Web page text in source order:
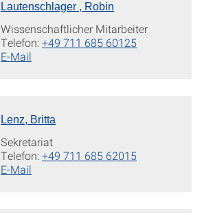
Lautenschlager , Robin
Wissenschaftlicher Mitarbeiter
Telefon:+49 711 685 60125
E-Mail
Lenz, Britta
Sekretariat
Telefon:+49 711 685 62015
E-Mail